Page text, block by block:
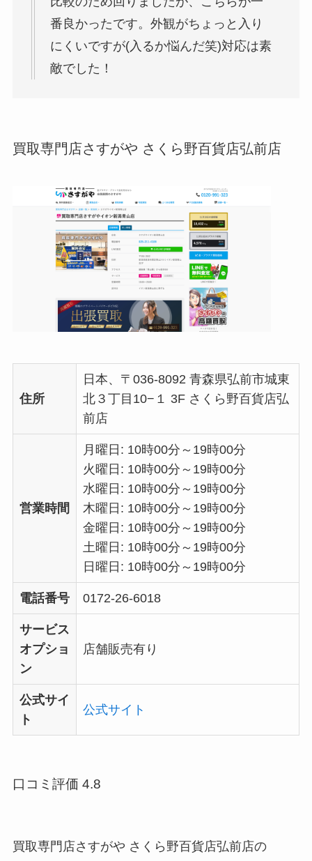
番良かったです。外観がちょっと入り
にくいですが(入るか悩んだ笑)対応は素
敵でした！
買取専門店さすがや さくら野百貨店弘前店
住所
日本、〒036-8092 青森県弘前市城東
北３丁目10−１ 3F さくら野百貨店弘
前店
営業時間
月曜日: 10時00分～19時00分
火曜日: 10時00分～19時00分
水曜日: 10時00分～19時00分
木曜日: 10時00分～19時00分
金曜日: 10時00分～19時00分
土曜日: 10時00分～19時00分
日曜日: 10時00分～19時00分
電話番号 0172-26-6018
サービス
オプショ
ン
店舗販売有り
公式サイ
ト
公式サイト
口コミ評価 4.8
買取専門店さすがや さくら野百貨店弘前店の